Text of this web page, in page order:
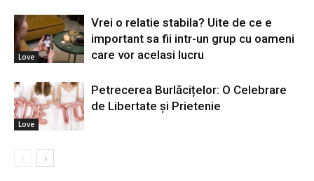
Love
Vrei o relatie stabila? Uite de ce e
important sa fii intr-un grup cu oameni
care vor acelasi lucru
Love
Petrecerea Burlăcițelor: O Celebrare
de Libertate și Prietenie